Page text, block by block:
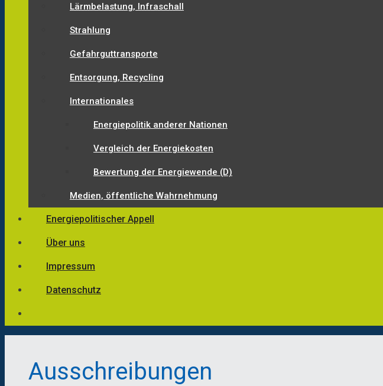
Lärmbelastung, Infraschall
Strahlung
Gefahrguttransporte
Entsorgung, Recycling
Internationales
Energiepolitik anderer Nationen
Vergleich der Energiekosten
Bewertung der Energiewende (D)
Medien, öffentliche Wahrnehmung
Energiepolitischer Appell
Über uns
Impressum
Datenschutz
Ausschreibungen